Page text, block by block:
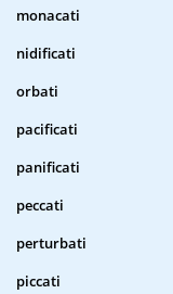
monacati
nidificati
orbati
pacificati
panificati
peccati
perturbati
piccati